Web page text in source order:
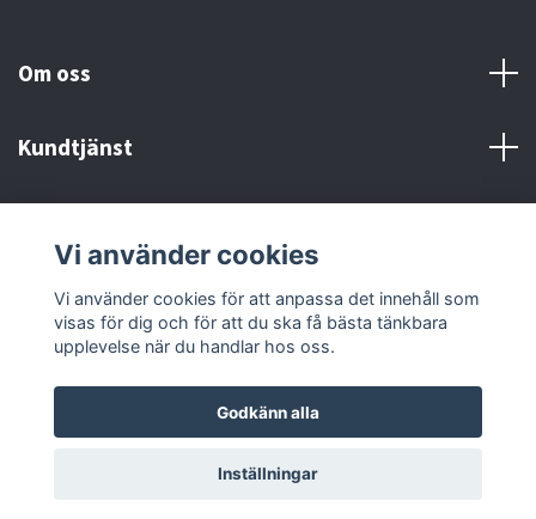
Om oss
Kundtjänst
Sociala medier
© 2026 www.Marinturbos.se - Turboshop Sweden AB
Vi använder cookies
Vi använder cookies för att anpassa det innehåll som
visas för dig och för att du ska få bästa tänkbara
upplevelse när du handlar hos oss.
Godkänn alla
Inställningar